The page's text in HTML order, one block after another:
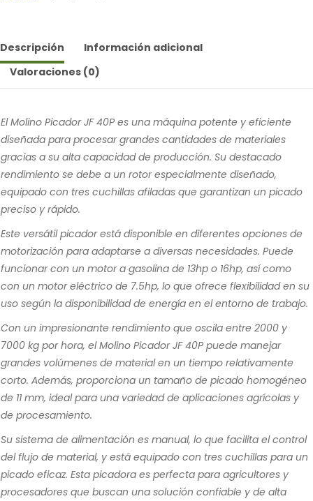
Descripción
Información adicional
Valoraciones (0)
El Molino Picador JF 40P es una máquina potente y eficiente
diseñada para procesar grandes cantidades de materiales
gracias a su alta capacidad de producción. Su destacado
rendimiento se debe a un rotor especialmente diseñado,
equipado con tres cuchillas afiladas que garantizan un picado
preciso y rápido.
Este versátil picador está disponible en diferentes opciones de
motorización para adaptarse a diversas necesidades. Puede
funcionar con un motor a gasolina de 13hp o 16hp, así como
con un motor eléctrico de 7.5hp, lo que ofrece flexibilidad en su
uso según la disponibilidad de energía en el entorno de trabajo.
Con un impresionante rendimiento que oscila entre 2000 y
7000 kg por hora, el Molino Picador JF 40P puede manejar
grandes volúmenes de material en un tiempo relativamente
corto. Además, proporciona un tamaño de picado homogéneo
de 11 mm, ideal para una variedad de aplicaciones agrícolas y
de procesamiento.
Su sistema de alimentación es manual, lo que facilita el control
del flujo de material, y está equipado con tres cuchillas para un
picado eficaz. Esta picadora es perfecta para agricultores y
procesadores que buscan una solución confiable y de alta